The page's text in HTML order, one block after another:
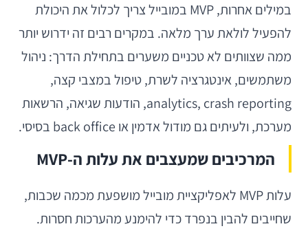
במילים אחרות, MVP במובייל צריך לכלול את היכולת
להפעיל לולאת ערך מלאה. במקרים רבים זה ידרוש יותר
ממה שצוותים לא טכניים משערים בתחילת הדרך: ניהול
משתמשים, אינטגרציה לשרת, טיפול במצבי קצה,
analytics, crash reporting, הודעות שגיאה, הרשאות
מערכת, ולעיתים גם מודול אדמין או back office בסיסי.
המרכיבים שמעצבים את עלות ה-MVP
עלות MVP לאפליקציית מובייל מושפעת מכמה שכבות,
שחייבים להבין בנפרד כדי להימנע מהערכות חסרות.